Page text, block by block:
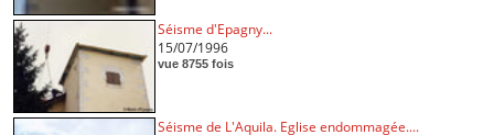
Séisme d'Epagny...
15/07/1996
vue 8755 fois
Séisme de L'Aquila. Eglise endommagée....